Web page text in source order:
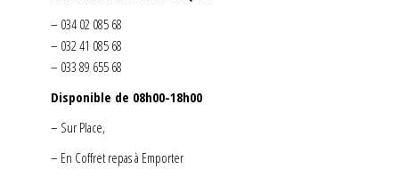
– 034 02 085 68
– 032 41 085 68
– 033 89 655 68
Disponible de 08h00-18h00
– Sur Place,
– En Coffret repas à Emporter